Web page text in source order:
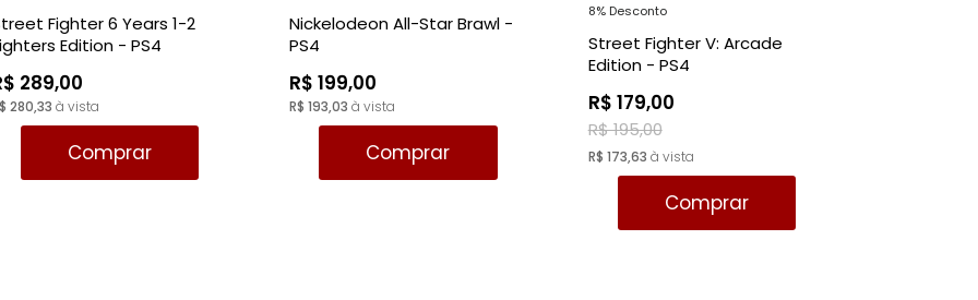
Fighter 6 Years 1-2
Edition - PS4
289,00
280,33 à vista
Comprar
Nickelodeon All-Star Brawl -
PS4
R$ 199,00
R$ 193,03 à vista
Comprar
8% Desconto
Street Fighter V: Arcade
Edition - PS4
R$ 179,00
R$ 195,00
R$ 173,63 à vista
Comprar